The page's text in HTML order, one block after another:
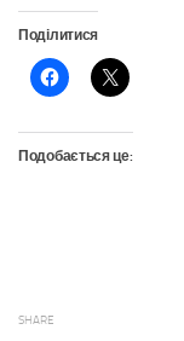
Поділитися
Подобається це:
SHARE